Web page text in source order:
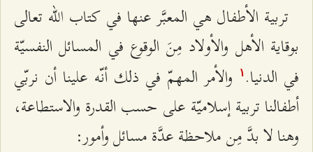
تربية الأطفال هي المعبَّر عنها في كتاب الله تعالى
بوقاية الأهل والأولاد مِنَ الوقوع في المسائل النفسيّة
في الدنيا. ۱
والأمر المهمّ في ذلك أنّه علينا أن نربّي
أطفالنا تربية إسلاميّة على حسب القدرة والاستطاعة،
وهنا لا بدَّ مِن ملاحظة عدَّة مسائل وأمور: